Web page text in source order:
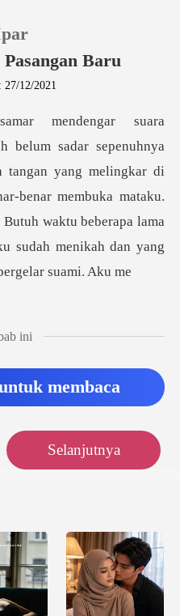
0
Baru
12/2021
tangan yang melingkar di
benar membuka mataku.
Butuh wa
ini
membaca
Selanjutnya